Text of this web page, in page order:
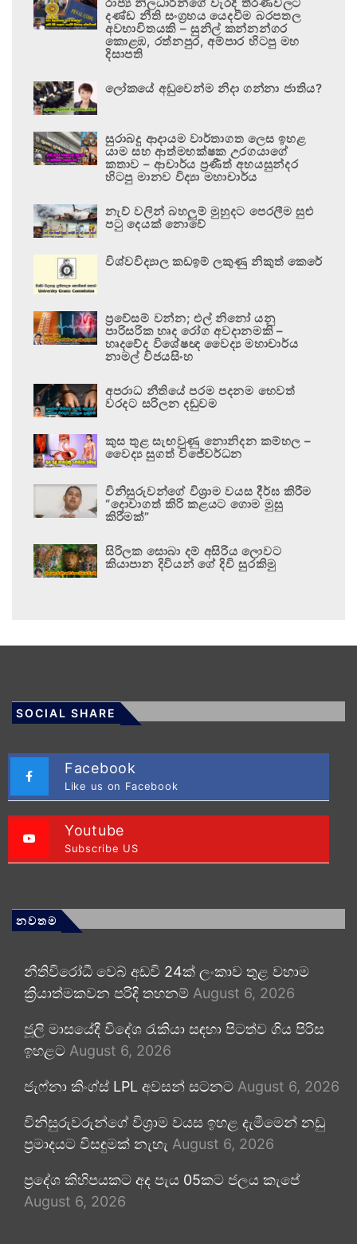
දණ්ඩ නීති සංග්‍රහය යෙදවීම බරපතල
අවභාවිතයකි – සුනිල් කන්නන්ගර
කොළඹ, රත්නපුර, අම්පාර හිටපු මහ
දිසාපති
ලෝකයේ අඩුවෙන්ම නිදා ගන්නා ජාතිය?
සුරාබදු ආදායම වාර්තාගත ලෙස ඉහළ
යාම සහ ආත්මභක්ෂක උරගයාගේ
කතාව – ආචාර්ය ප්‍රණීත් අභයසුන්දර
හිටපු මානව විද්‍යා මහාචාර්ය
නැව් වලින් බහලුම් මුහුදට පෙරලීම සුළු
පටු දෙයක් නොවේ
විශ්වවිද්‍යාල කඩඉම් ලකුණු නිකුත් කෙරේ
ප්‍රවේසම් වන්න; එල් නිනෝ යනු
පාරිසරික හෘද රෝග අවදානමකි –
හෘදවේද විශේෂඥ වෛද්‍ය මහාචාර්ය
නාමල් විජයසිංහ
අපරාධ නීතියේ පරම පදනම හෙවත්
වරදට සරිලන දඬුවම
කුස තුළ සැඟවුණු නොනිදන කම්හල –
වෛද්‍ය සුගත් විජේවර්ධන
විනිසුරුවන්ගේ විශ්‍රාම වයස දීර්ඝ කිරීම
“දොවාගත් කිරි කළයට ගොම මුසු
කිරීමක්”
සිරිලක සොබා දම් අසිරිය ලොවට
කියාපාන දිවියන් ගේ දිවි සුරකිමු
SOCIAL SHARE
Facebook
Like us on Facebook
Youtube
Subscribe US
නවතම
නීතිවිරෝධී වෙබ් අඩවි 24ක් ලංකාව තුළ වහාම
ක්‍රියාත්මකවන පරිදි තහනම් August 6, 2026
ජූලි මාසයේදී විදේශ රැකියා සඳහා පිටත්ව ගිය පිරිස
ඉහළට August 6, 2026
ජැෆ්නා කිංග්ස් LPL අවසන් සටනට August 6, 2026
විනිසුරුවරුන්ගේ විශ්‍රාම වයස ඉහළ දැමීමෙන් නඩු
ප්‍රමාදයට විසඳුමක් නැහැ August 6, 2026
ප්‍රදේශ කිහිපයකට අද පැය 05කට ජලය කැපේ
August 6, 2026